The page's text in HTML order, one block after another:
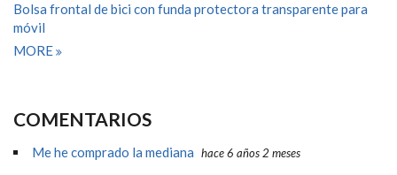
Bolsa frontal de bici con funda protectora transparente para
móvil
MORE
COMENTARIOS
Me he comprado la mediana hace 6 años 2 meses